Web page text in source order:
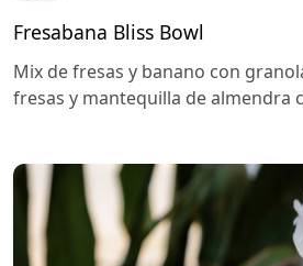
Fresabana Bliss Bowl
Mix de fresas y banano con
fresas y mantequilla de almendra